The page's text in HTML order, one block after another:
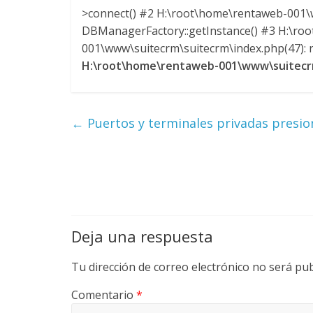
y
M
q
n
a
>connect() #2 H:\root\home\rentaweb-
DBManagerFactory::getInstance() #3
H:\root\home\rentaweb-
← Puertos y terminales privadas
Deja una respuesta
Tu dirección de correo electrónico no será
Comentario *